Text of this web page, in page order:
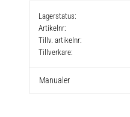
Lagerstatus
Artikelnr
Tillv. artikelnr
Tillverkare
Manualer